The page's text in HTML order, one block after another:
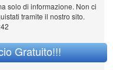
solo di informazione. Non ci
tramite il nostro sito.
Gratuito!!!